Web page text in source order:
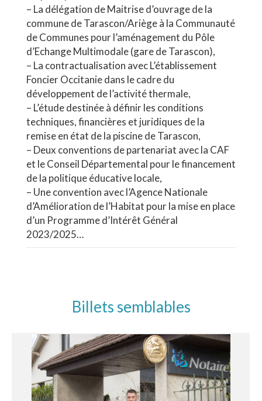
– La délégation de Maitrise d’ouvrage de la
commune de Tarascon/Ariège à la Communauté
de Communes pour l’aménagement du Pôle
d’Echange Multimodale (gare de Tarascon),
– La contractualisation avec L’établissement
Foncier Occitanie dans le cadre du
développement de l’activité thermale,
– L’étude destinée à définir les conditions
techniques, financières et juridiques de la
remise en état de la piscine de Tarascon,
– Deux conventions de partenariat avec la CAF
et le Conseil Départemental pour le financement
de la politique éducative locale,
– Une convention avec l’Agence Nationale
d’Amélioration de l’Habitat pour la mise en place
d’un Programme d’Intérêt Général
2023/2025…
Billets semblables